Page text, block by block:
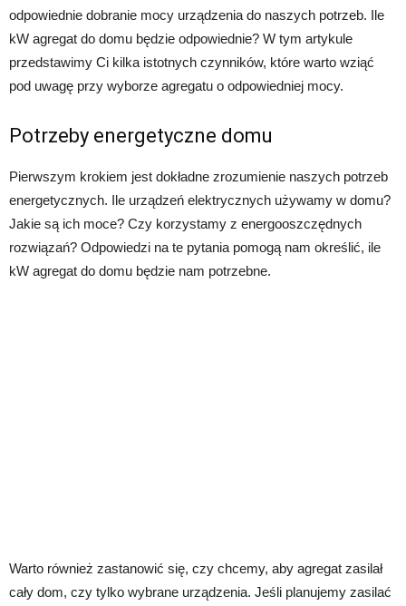
odpowiednie dobranie mocy urządzenia do naszych potrzeb. Ile
kW agregat do domu będzie odpowiednie? W tym artykule
przedstawimy Ci kilka istotnych czynników, które warto wziąć
pod uwagę przy wyborze agregatu o odpowiedniej mocy.
Potrzeby energetyczne domu
Pierwszym krokiem jest dokładne zrozumienie naszych potrzeb
energetycznych. Ile urządzeń elektrycznych używamy w domu?
Jakie są ich moce? Czy korzystamy z energooszczędnych
rozwiązań? Odpowiedzi na te pytania pomogą nam określić, ile
kW agregat do domu będzie nam potrzebne.
Warto również zastanowić się, czy chcemy, aby agregat zasilał
cały dom, czy tylko wybrane urządzenia. Jeśli planujemy zasilać